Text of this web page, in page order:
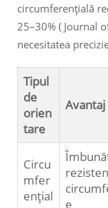
circumferențială
25–30% ( Journal
necesitatea
Tipul
de
orien
tare
Circu
mfer
ențial
e